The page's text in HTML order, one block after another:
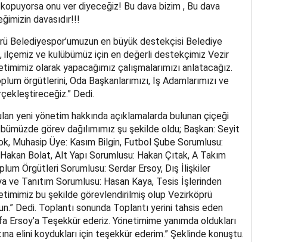
onu ver diyeceğiz! Bu dava bizim , Bu dava
davasıdır!!!
Belediyespor’umuzun en büyük destekçisi Belediye
ilçemiz ve kulübümüz için en değerli destekçimiz Vezir
olarak yapacağımız çalışmalarımızı anlatacağız.
örgütlerini, Oda Başkanlarımızı, İş Adamlarımızı ve
Dedi.
yeni yönetim hakkında açıklamalarda bulunan çiçeği
görev dağılımımız şu şekilde oldu; Başkan: Seyit
Muhasip Üye: Kasım Bilgin, Futbol Şube Sorumlusu:
Bolat, Alt Yapı Sorumlusu: Hakan Çıtak, A Takım
Örgütleri Sorumlusu: Serdar Ersoy, Dış İlişkiler
ve Tanıtım Sorumlusu: Hasan Kaya, Tesis İşlerinden
bu şekilde görevlendirilmiş olup Vezirköprü
Dedi. Toplantı sonunda Toplantı yerini tahsis eden
Ersoy’a Teşekkür ederiz. Yönetimime yanımda oldukları
elini koydukları için teşekkür ederim.” Şeklinde konuştu.